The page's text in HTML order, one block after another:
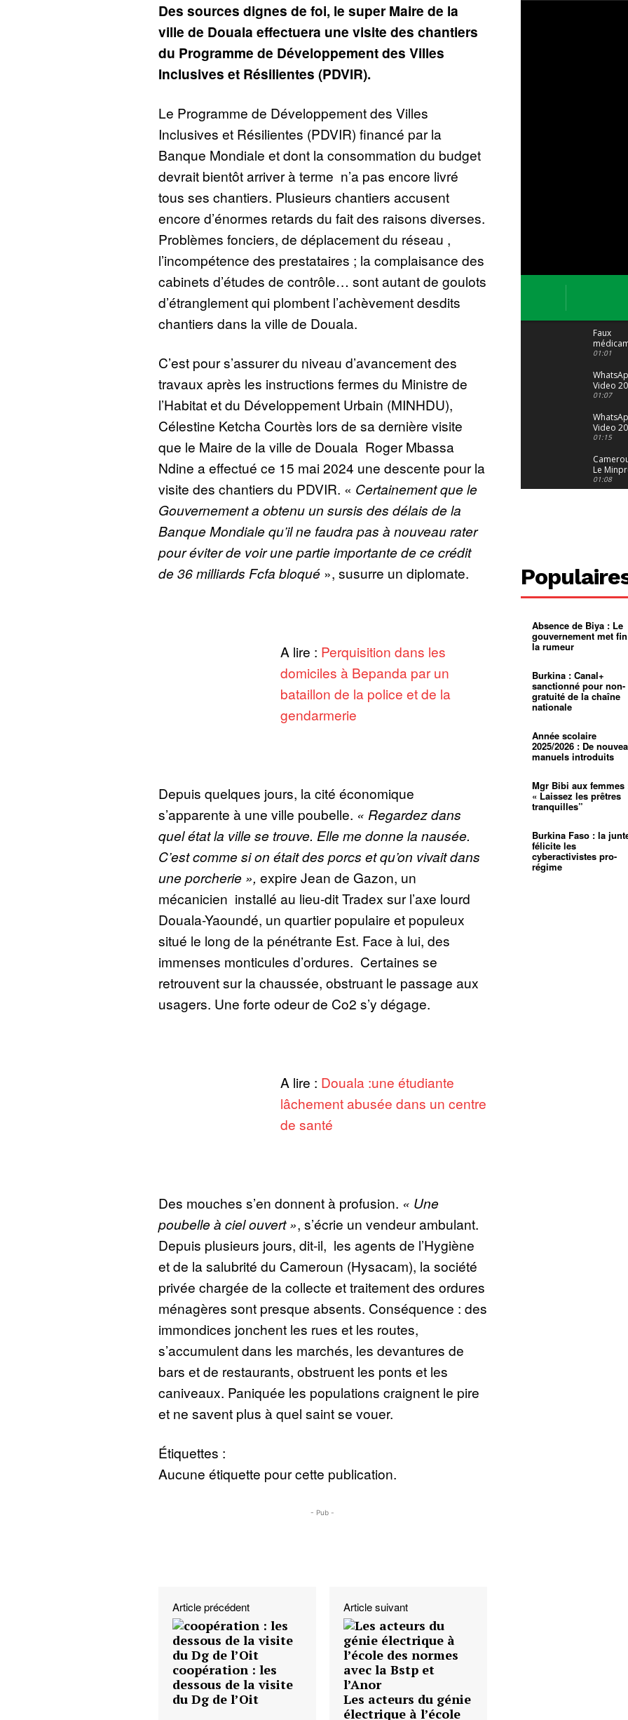
Des sources dignes de foi, le super Maire de la
ville de Douala effectuera une visite des chantiers
du Programme de Développement des Villes
Inclusives et Résilientes (PDVIR).
Le Programme de Développement des Villes
Inclusives et Résilientes (PDVIR) financé par la
Banque Mondiale et dont la consommation du budget
devrait bientôt arriver à terme n’a pas encore livré
tous ses chantiers. Plusieurs chantiers accusent
encore d’énormes retards du fait des raisons diverses.
Problèmes fonciers, de déplacement du réseau ,
l’incompétence des prestataires ; la complaisance des
cabinets d’études de contrôle… sont autant de goulots
d’étranglement qui plombent l’achèvement desdits
chantiers dans la ville de Douala.
C’est pour s’assurer du niveau d’avancement des
travaux après les instructions fermes du Ministre de
l’Habitat et du Développement Urbain (MINHDU),
Célestine Ketcha Courtès lors de sa dernière visite
que le Maire de la ville de Douala Roger Mbassa
Ndine a effectué ce 15 mai 2024 une descente pour la
visite des chantiers du PDVIR. « Certainement que le
Gouvernement a obtenu un sursis des délais de la
Banque Mondiale qu’il ne faudra pas à nouveau rater
pour éviter de voir une partie importante de ce crédit
de 36 milliards Fcfa bloqué», susurre un diplomate.
A lire : Perquisition dans les
domiciles à Bepanda par un
bataillon de la police et de la
gendarmerie
Depuis quelques jours, la cité économique
s’apparente à une ville poubelle. « Regardez dans
quel état la ville se trouve. Elle me donne la nausée.
C’est comme si on était des porcs et qu’on vivait dans
une porcherie », expire Jean de Gazon, un
mécanicien installé au lieu-dit Tradex sur l’axe lourd
Douala-Yaoundé, un quartier populaire et populeux
situé le long de la pénétrante Est. Face à lui, des
immenses monticules d’ordures. Certaines se
retrouvent sur la chaussée, obstruant le passage aux
usagers. Une forte odeur de Co2 s’y dégage.
A lire : Douala :une étudiante
lâchement abusée dans un centre
de santé
Des mouches s’en donnent à profusion. « Une
poubelle à ciel ouvert », s’écrie un vendeur ambulant.
Depuis plusieurs jours, dit-il, les agents de l’Hygiène
et de la salubrité du Cameroun (Hysacam), la société
privée chargée de la collecte et traitement des ordures
ménagères sont presque absents. Conséquence : des
immondices jonchent les rues et les routes,
s’accumulent dans les marchés, les devantures de
bars et de restaurants, obstruent les ponts et les
caniveaux. Paniquée les populations craignent le pire
et ne savent plus à quel saint se vouer.
Étiquettes :
Aucune étiquette pour cette publication.
- Pub -
Article précédent
coopération : les
dessous de la visite
du Dg de l’Oit
Article suivant
Les acteurs du génie
électrique à l’école
Faux
: Le trafic
malgré
01:01
Video
04 at 15
01:07
Video
29 at 12
01:15
Le
alerte
dérives
01:08
grandes
pluies
Échec au
Le père
pasteur
L’État
d’or
Croyance
religieuse
Entre
bricolage
mentale
01:12
mettra-t-
au
Absence de Biya : Le
gouvernement met
la rumeur
Burkina : Canal+
sanctionné pour non-
gratuité de la chaîne
nationale
Année scolaire
2025/2026 : De
manuels introduits
Mgr Bibi aux femmes
« Laissez les prêtres
tranquilles”
Burkina Faso : la
félicite les
cyberactivistes pro-
régime